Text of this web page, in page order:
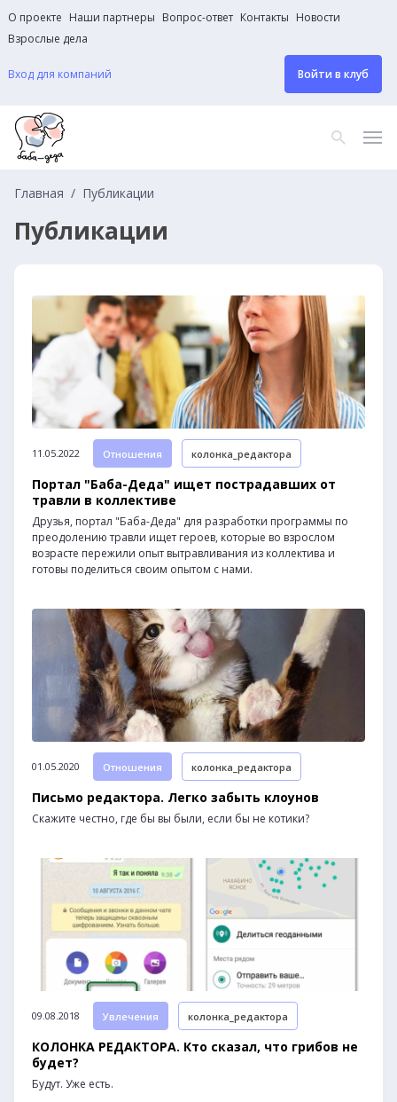
О проекте Наши партнеры Вопрос-ответ Контакты Новости
Взрослые дела
Вход для компаний Войти в клуб
Главная Публикации
Публикации
11.05.2022 Отношения колонка_редактора
Портал "Баба-Деда" ищет пострадавших от
травли в коллективе
Друзья, портал "Баба-Деда" для разработки программы по
преодолению травли ищет героев, которые во взрослом
возрасте пережили опыт вытравливания из коллектива и
готовы поделиться своим опытом с нами.
01.05.2020 Отношения колонка_редактора
Письмо редактора. Легко забыть клоунов
Скажите честно, где бы вы были, если бы не котики?
09.08.2018 Увлечения колонка_редактора
КОЛОНКА РЕДАКТОРА. Кто сказал, что грибов не
будет?
Будут. Уже есть.